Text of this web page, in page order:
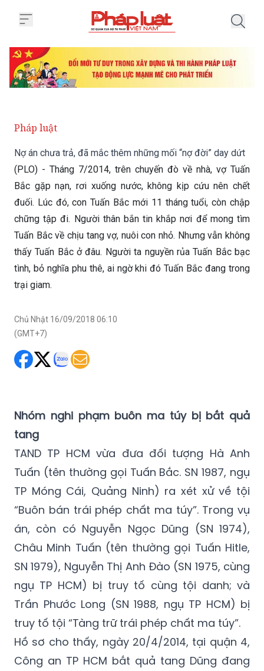
Pháp luật
Nợ án chưa trả, đã mắc thêm những mối “nợ đời” day dứt
(PLO) - Tháng 7/2014, trên chuyến đò về nhà, vợ Tuấn
Bắc gặp nạn, rơi xuống nước, không kịp cứu nên chết
đuối. Lúc đó, con Tuấn Bắc mới 11 tháng tuổi, còn chập
chững tập đi. Người thân bắn tin khắp nơi để mong tìm
Tuấn Bắc về chịu tang vợ, nuôi con nhỏ. Nhưng vẫn không
thấy Tuấn Bắc ở đâu. Người ta nguyền rủa Tuấn Bắc bạc
tình, bỏ nghĩa phu thê, ai ngờ khi đó Tuấn Bắc đang trong
trại giam.
Chủ Nhật 16/09/2018 06:10
(GMT+7)
Nhóm nghi phạm buôn ma túy bị bắt quả
tang
TAND TP HCM vừa đưa đối tượng Hà Anh
Tuấn (tên thường gọi Tuấn Bắc. SN 1987, ngụ
TP Móng Cái, Quảng Ninh) ra xét xử về tội
“Buôn bán trái phép chất ma túy”. Trong vụ
án, còn có Nguyễn Ngọc Dũng (SN 1974),
Châu Minh Tuấn (tên thường gọi Tuấn Hitle,
SN 1979), Nguyễn Thị Anh Đào (SN 1975, cùng
ngụ TP HCM) bị truy tố cùng tội danh; và
Trần Phước Long (SN 1988, ngụ TP HCM) bị
truy tố tội “Tàng trữ trái phép chất ma túy”.
Hồ sơ cho thấy, ngày 20/4/2014, tại quận 4,
Công an TP HCM bắt quả tang Dũng đang